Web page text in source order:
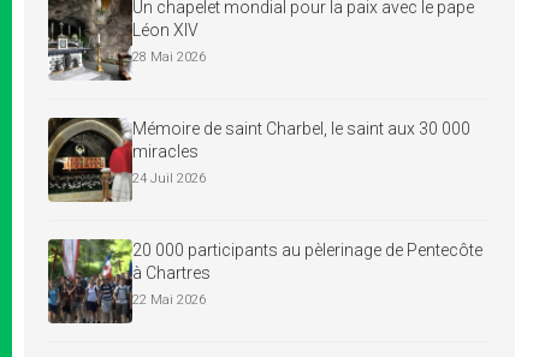
Un chapelet mondial pour la paix avec le pape
Léon XIV
28 Mai 2026
Mémoire de saint Charbel, le saint aux 30 000
miracles
24 Juil 2026
20 000 participants au pèlerinage de Pentecôte
à Chartres
22 Mai 2026